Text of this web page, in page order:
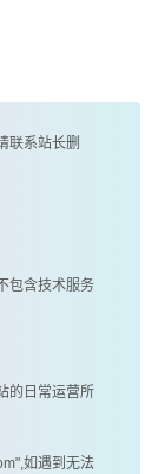
联系站长删
包含技术服务
的日常运营所
如遇到无法